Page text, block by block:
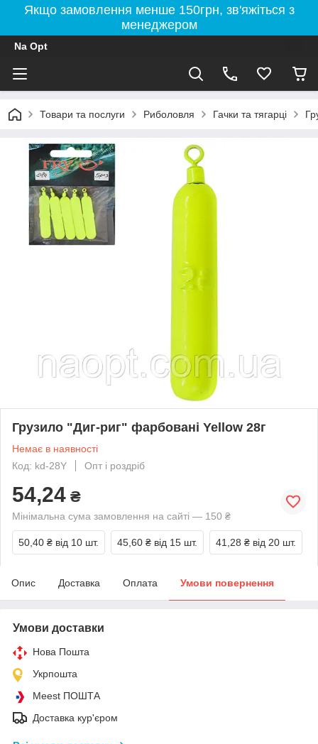
Якщо замовлення менше 150грн, зв'яжіться з
менеджером
Na Opt
Товари та послуги Риболовля Гачки та тягарці
Грузило "Диг-риг" фарбовані Yellow 28г
Немає в наявності
Код: kd-28Y
Опт і роздріб
54,24 ₴
Мінімальна сума замовлення на сайті — 150 ₴
50,40 ₴ від 10 шт. 45,60 ₴ від 15 шт. 41,28 ₴ від 20 шт.
Опис Доставка Оплата Умови повернення
Умови доставки
Нова Пошта
Укрпошта
Meest ПОШТА
Доставка кур'єром